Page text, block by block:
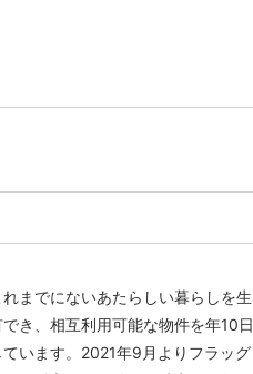
までにないあたらしい暮らしを生
き、相互利用可能な物件を年10日
います。2021年9⽉よりフラッグ